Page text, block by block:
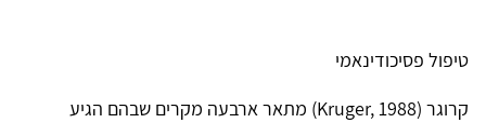
טיפול פסיכודינאמי
קרוגר (Kruger, 1988) מתאר ארבעה מקרים שבהם הגיע